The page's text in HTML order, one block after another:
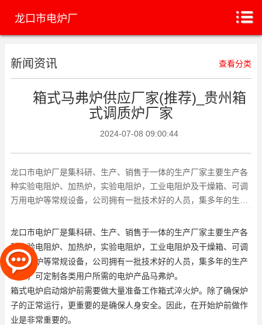
龙口市电炉厂
新闻资讯 查看分类
箱式马弗炉供应厂家(推荐)_贵州箱
式调质炉厂家
2024-07-08 09:00:44
龙口市电炉厂是集科研、生产、销售于一体的生产厂家主要生产各
种实验电阻炉、加热炉，实验电阻炉，工业电阻炉及干燥箱、可调
万用电炉等常规设备，公司拥有一批技术好的人员，集多年的生产
龙口市电炉厂是集科研、生产、销售于一体的生产厂家主要生产各
种实验电阻炉、加热炉，实验电阻炉，工业电阻炉及干燥箱、可调
万用电炉等常规设备，公司拥有一批技术好的人员，集多年的生产
经验，可定制各类用户所需的电炉产品马弗炉。
箱式电炉启动熔炉前需要做大量准备工作箱式淬火炉。除了确保炉
子的正常运行，更重要的是确保人身安全。因此，在开始炉前做作
业是非常重要的。